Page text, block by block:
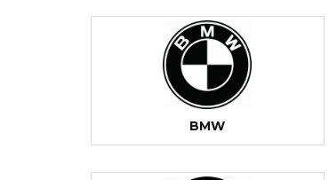
BMW